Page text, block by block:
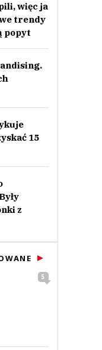
więc ja
trendy
popyt
15
z
5